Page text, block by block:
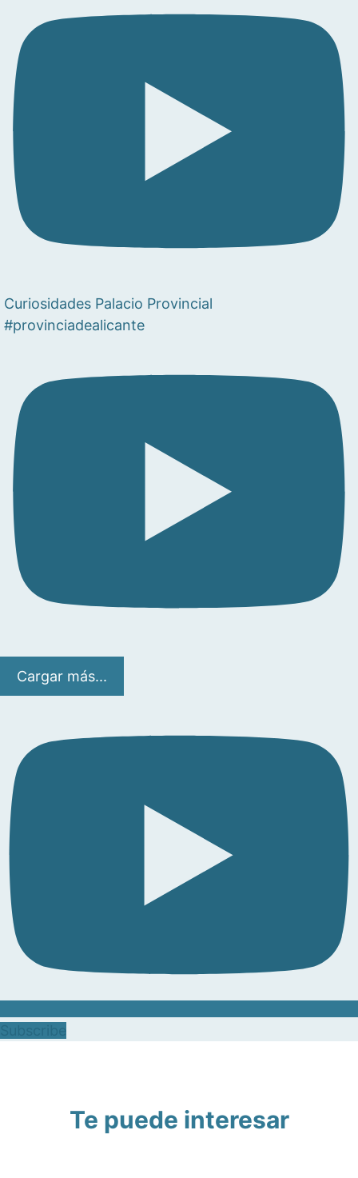
Curiosidades Palacio Provincial
#provinciadealicante
Cargar más...
Te puede interesar